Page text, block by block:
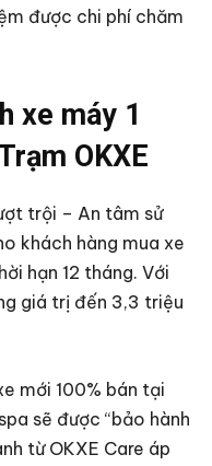
được chi phí chăm
xe máy 1
OKXE
trội – An tâm sử
khách hàng mua xe
hạn 12 tháng. Với
giá trị đến 3,3 triệu
mới 100% bán tại
sẽ được “bảo hành
từ OKXE Care áp